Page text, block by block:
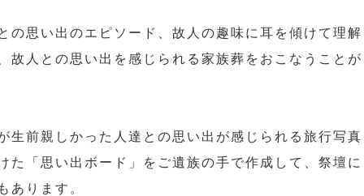
の思い出のエピソード、故人の趣味に耳を傾けて理解
故人との思い出を感じられる家族葬をおこなうことが
生前親しかった人達との思い出が感じられる旅行写真
た「思い出ボード」をご遺族の手で作成して、祭壇に
あります。